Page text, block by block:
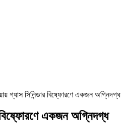
গ্যাস সিলিন্ডার বিষ্ফোরণে একজন অগ্নিদগ্ধ
বিষ্ফোরণে একজন অগ্নিদগ্ধ